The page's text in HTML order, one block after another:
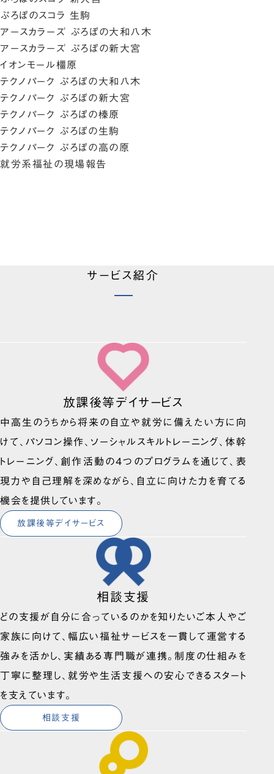
ぷろぼのスコラ 生駒
アースカラーズ ぷろぼの大和八木
アースカラーズ ぷろぼの新大宮
イオンモール橿原
テクノパーク ぷろぼの大和八木
テクノパーク ぷろぼの新大宮
テクノパーク ぷろぼの榛原
テクノパーク ぷろぼの生駒
テクノパーク ぷろぼの高の原
就労系福祉の現場報告
サービス紹介
放課後等デイサービス
中高生のうちから将来の自立や就労に備えたい方に向
けて、パソコン操作、ソーシャルスキルトレーニング、体幹
トレーニング、創作活動の4つのプログラムを通じて、表
現力や自己理解を深めながら、自立に向けた力を育てる
機会を提供しています。
放課後等デイサービス
相談支援
どの支援が自分に合っているのかを知りたいご本人やご
家族に向けて、幅広い福祉サービスを一貫して運営する
強みを活かし、実績ある専門職が連携。制度の仕組みを
丁寧に整理し、就労や生活支援への安心できるスタート
を支えています。
相談支援